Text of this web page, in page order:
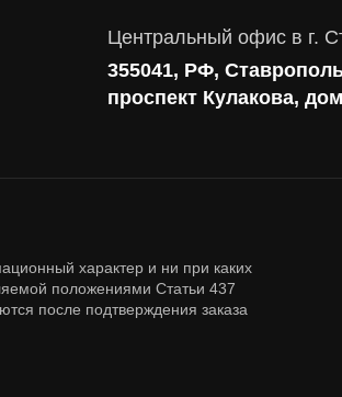
требованиям и стандартам
пользователей
Центральный офис в г.
355041, РФ,
проспект Кулакова,
характер и ни при каких
положениями Статьи 437
после подтверждения заказа